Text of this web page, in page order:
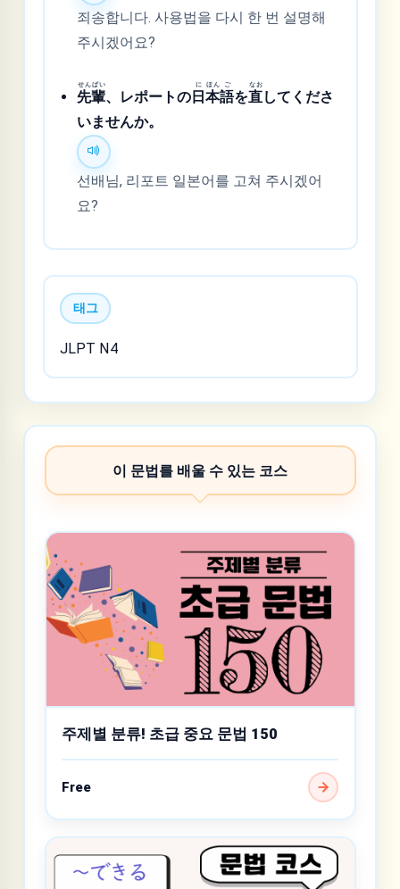
죄송합니다. 사용법을 다시 한 번 설명해
주시겠어요?
先
せん
輩
ぱい
、レポートの日
に
本
ほん
語
ご
を直
なお
してくださ
いませんか。
선배님, 리포트 일본어를 고쳐 주시겠어
요?
태그
JLPT N4
이 문법를 배울 수 있는 코스
주제별 분류! 초급 중요 문법 150
Free